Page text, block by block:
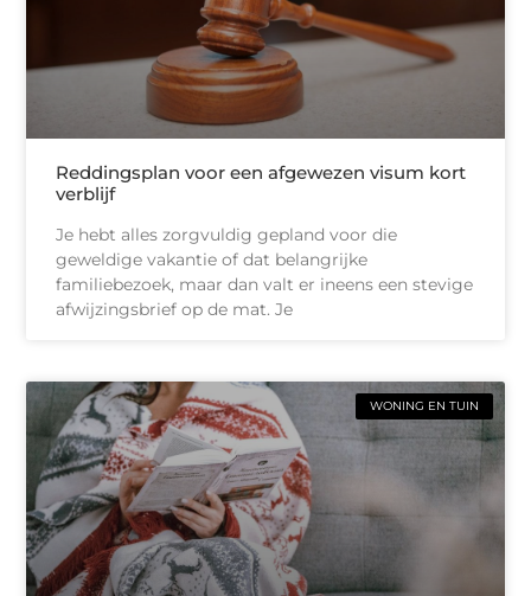
Reddingsplan voor een afgewezen visum kort
verblijf
Je hebt alles zorgvuldig gepland voor die
geweldige vakantie of dat belangrijke
familiebezoek, maar dan valt er ineens een stevige
afwijzingsbrief op de mat. Je
WONING EN TUIN